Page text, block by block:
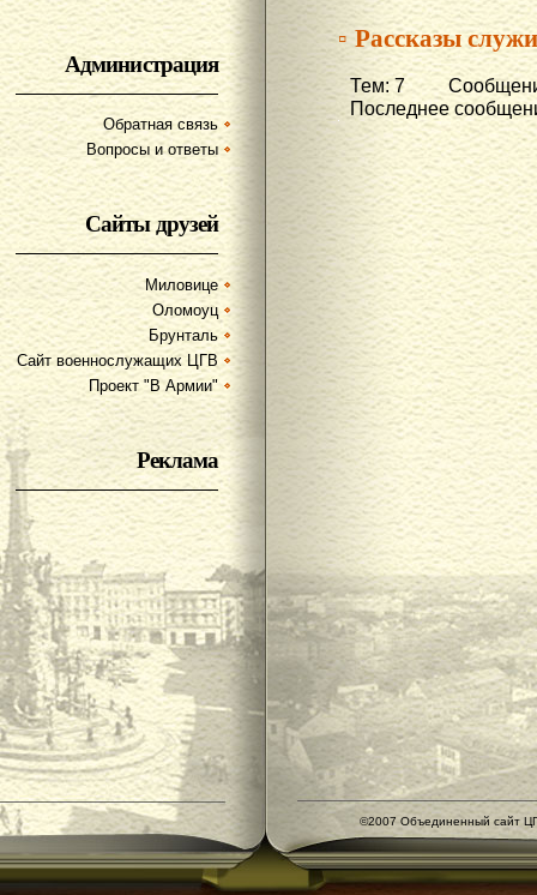
Администрация
Обратная связь
Вопросы и ответы
Сайты друзей
Миловице
Оломоуц
Брунталь
Сайт военнослужащих ЦГВ
Проект "В Армии"
Реклама
▫ Рассказы
Тем: 7
Последнее
©2007 Объединенный сайт